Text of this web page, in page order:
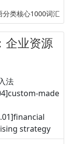
分类核心1000词汇
企业资源
法
made
strategy